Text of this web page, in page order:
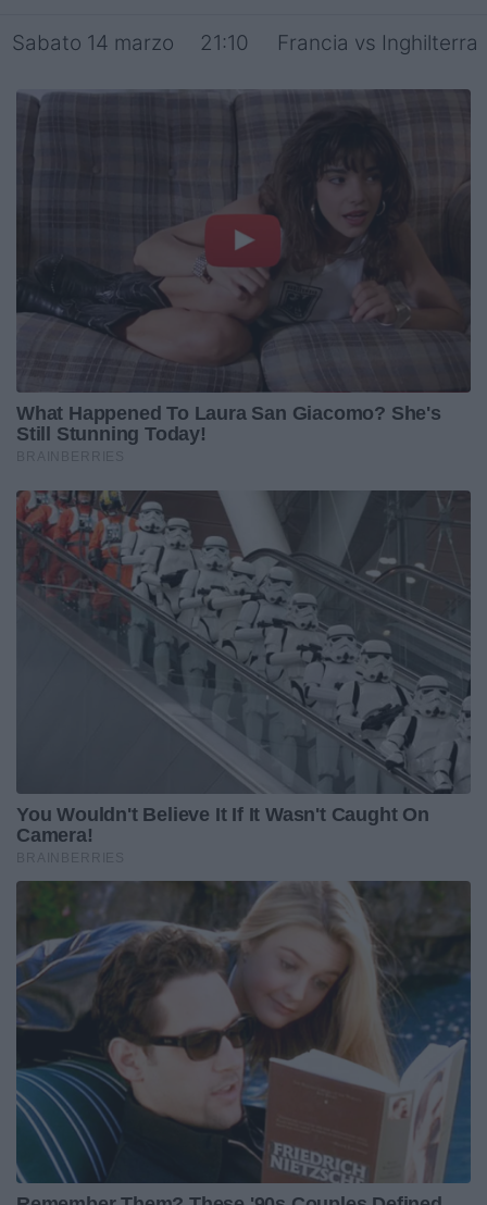
Sabato 14 marzo 21:10 Francia vs Inghilterra